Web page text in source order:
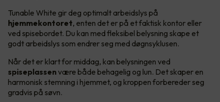
Tunable White gir deg optimalt arbeidslys på
hjemmekontoret, enten det er på et faktisk kontor eller
ved spisebordet. Du kan med fleksibel belysning skape et
godt arbeidslys som endrer seg med døgnsyklusen.
Når det er klart for middag, kan belysningen ved
spiseplassenvære både behagelig og lun. Det skaper en
harmonisk stemning i hjemmet, og kroppen forbereder seg
gradvis på søvn.